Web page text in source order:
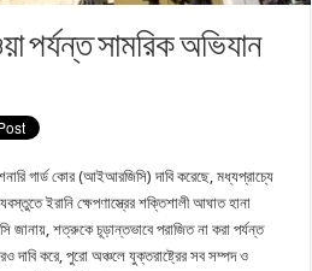
পর্যন্ত সামরিক অভিযান
গার্ড কোর (আইআরজিসি) দাবি করেছে, মধ্যপ্রাচ্যে
ইরানি ক্ষেপণাস্ত্রের শক্তিশালী আঘাত হানা
জানায়, শত্রুকে চূড়ান্তভাবে পরাজিত না করা পর্যন্ত
করে, পুরো অঞ্চলে যুক্তরাষ্ট্রের সব সম্পদ ও